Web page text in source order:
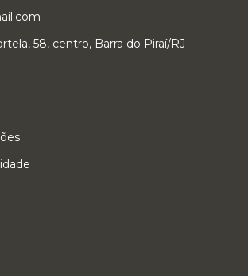
58, centro, Barra do Piraí/RJ